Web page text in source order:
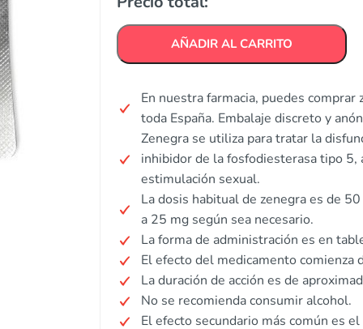
AÑADIR AL CARRITO
En nuestra farmacia, puedes
toda España. Embalaje discreto y
Zenegra se utiliza para tratar la
inhibidor de la fosfodiesterasa tipo
estimulación sexual.
La dosis habitual de zenegra es de
a 25 mg según sea necesario.
La forma de administración es en
El efecto del medicamento
La duración de acción es de
No se recomienda consumir alcohol.
El efecto secundario más común es